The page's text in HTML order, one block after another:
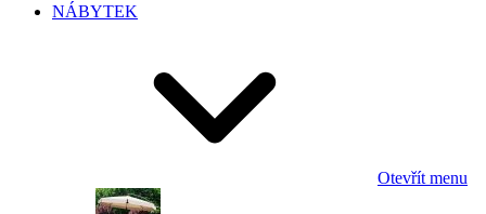
NÁBYTEK
Otevřít menu